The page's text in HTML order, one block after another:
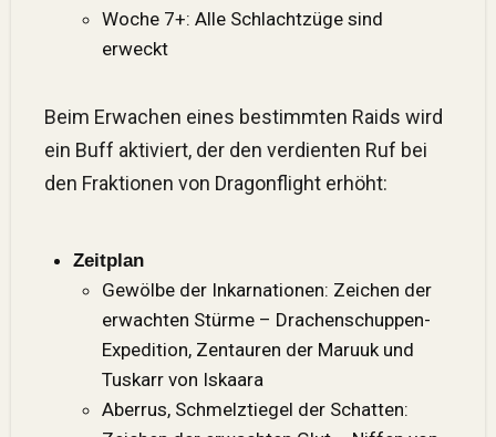
Woche 7+: Alle Schlachtzüge sind
erweckt
Beim Erwachen eines bestimmten Raids wird
ein Buff aktiviert, der den verdienten Ruf bei
den Fraktionen von Dragonflight erhöht:
Zeitplan
Gewölbe der Inkarnationen: Zeichen der
erwachten Stürme – Drachenschuppen-
Expedition, Zentauren der Maruuk und
Tuskarr von Iskaara
Aberrus, Schmelztiegel der Schatten: